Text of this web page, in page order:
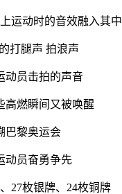
运动时的音效融入其中
打腿声 拍浪声
动员击拍的声音
高燃瞬间又被唤醒
巴黎奥运会
动员奋勇争先
27枚银牌、24枚铜牌